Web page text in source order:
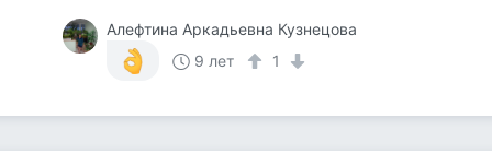
Алефтина Аркадьевна Кузнецова
9 лет
1